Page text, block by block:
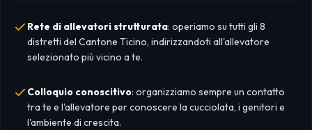
Rete di allevatori strutturata: operiamo su tutti gli 8
distretti del Cantone Ticino, indirizzandoti all'allevatore
selezionato più vicino a te.
Colloquio conoscitivo: organizziamo sempre un contatto
tra te e l'allevatore per conoscere la cucciolata, i genitori e
l'ambiente di crescita.